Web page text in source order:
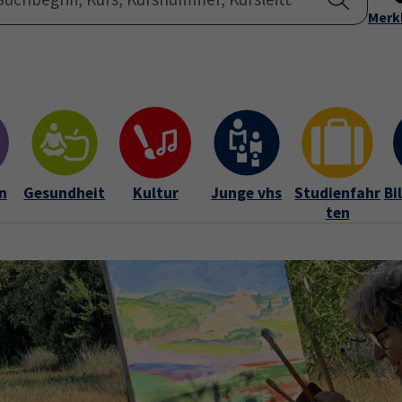
Startseite
Gesundheit Kultur Junge vhs
Studienfahr
ten